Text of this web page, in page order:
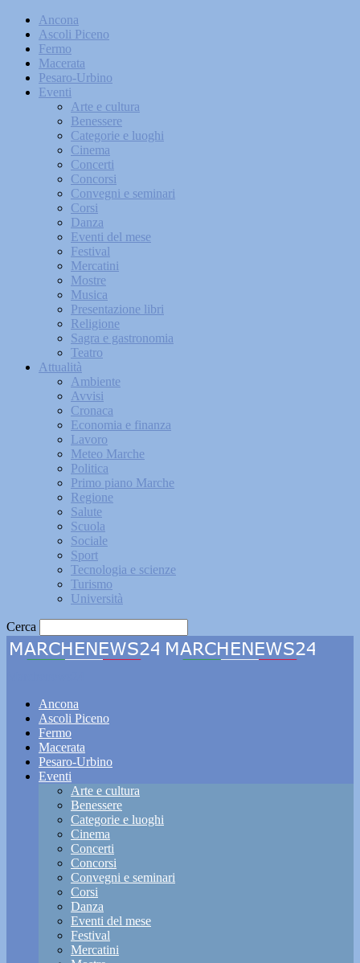
Ancona
Ascoli Piceno
Fermo
Macerata
Pesaro-Urbino
Eventi
Arte e cultura
Benessere
Categorie e luoghi
Cinema
Concerti
Concorsi
Convegni e seminari
Corsi
Danza
Eventi del mese
Festival
Mercatini
Mostre
Musica
Presentazione libri
Religione
Sagra e gastronomia
Teatro
Attualità
Ambiente
Avvisi
Cronaca
Economia e finanza
Lavoro
Meteo Marche
Politica
Primo piano Marche
Regione
Salute
Scuola
Sociale
Sport
Tecnologia e scienze
Turismo
Università
Cerca
Ancona
Ascoli Piceno
Fermo
Macerata
Pesaro-Urbino
Eventi
Arte e cultura
Benessere
Categorie e luoghi
Cinema
Concerti
Concorsi
Convegni e seminari
Corsi
Danza
Eventi del mese
Festival
Mercatini